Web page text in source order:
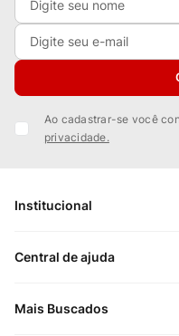
Ao cadastrar-se você
privacidade.
Institucional
Sobre Nós
Central de ajuda
Minha conta
Mais Buscados